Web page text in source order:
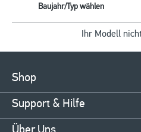
Ihr Modell
Shop
Support & Hilfe